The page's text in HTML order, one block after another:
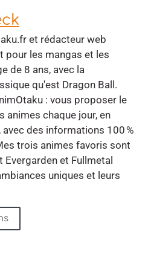
et rédacteur web
pour les mangas et les
de 8 ans, avec la
qu'est Dragon Ball.
: vous proposer le
animes chaque jour, en
des informations 100 %
trois animes favoris sont
Evergarden et Fullmetal
uniques et leurs